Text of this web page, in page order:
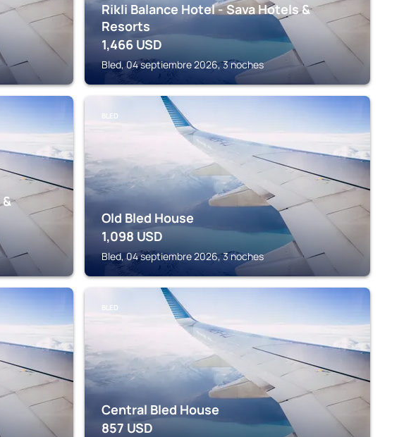
Rikli Balance Hotel - Sava Hotels &
Resorts
1,466 USD
Bled, 04 septiembre 2026, 3 noches
BLED
Old Bled House
1,098 USD
Bled, 04 septiembre 2026, 3 noches
BLED
Central Bled House
857 USD